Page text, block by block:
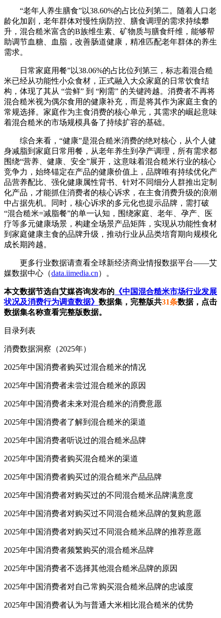
“老年人养生膳食”以38.60%的占比位列第二。随着人口老
龄化加剧，老年群体对慢性病防控、膳食调理的需求持续攀
升，混合糙米富含的B族维生素、矿物质与膳食纤维，能够帮
助调节血糖、血脂，改善肠道健康，精准匹配老年群体的养生
需求。
日常家庭用餐”以38.06%的占比位列第三，标志着混合糙
米已经从功能性小众食材，正式融入大众家庭的日常饮食结
构，体现了其从 “尝鲜” 到 “刚需” 的关键跨越。消费者不再将
混合糙米视为偶尔食用的健康补充，而是将其作为家庭主食的
常规选择。家庭作为主食消费的核心单元，其需求的崛起意味
着混合糙米的市场规模具备了持续扩容的基础。
综合来看，“健康”是混合糙米消费的绝对核心，从个人健
身减脂到家庭日常用餐，从老年养生到孕产调理，所有需求都
围绕“营养、健康、安全”展开，这意味着混合糙米行业的核心
竞争力，始终锚定在产品的健康价值上，品牌唯有持续优化产
品营养配比、强化健康属性背书、针对不同细分人群推出定制
化产品，才能抓住消费者的核心诉求，在主食消费升级的浪潮
中占据先机。同时，核心诉求的多元化也提示品牌，需打破
“混合糙米=减脂餐”的单一认知，围绕家庭、老年、孕产、医
疗等多元健康场景，构建全场景产品矩阵，实现从功能性食材
到家庭健康主食的品牌升级，推动行业从品类培育期向规模化
成长期跨越。
更多行业数据请查看全球新经济商业情报数据平台——艾
媒数据中心（data.iimedia.cn）。
本文数据节选自艾媒咨询发布的 《中国混合糙米市场行业发展
状况及消费行为调查数据》 数据集，完整版共31条数据，点击
数据集名称查看完整版数据。
目录列表
消费数据洞察（2025年）
2025年中国消费者购买过混合糙米的情况
2025年中国消费者未尝过混合糙米的原因
2025年中国消费者未来对混合糙米的消费意愿
2025年中国消费者了解到混合糙米的渠道
2025年中国消费者听说过的混合糙米品牌
2025年中国消费者购买混合糙米的渠道
2025年中国消费者购买过的混合糙米产品品牌
2025年中国消费者对购买过的不同混合糙米品牌满意度
2025年中国消费者对购买过不同混合糙米品牌的复购意愿
2025年中国消费者对购买过不同混合糙米品牌的推荐意愿
2025年中国消费者频繁购买的混合糙米品牌
2025年中国消费者不选择其他混合糙米品牌的原因
2025年中国消费者对自己常购买混合糙米品牌的忠诚度
2025年中国消费者认为与普通大米相比混合糙米的优势